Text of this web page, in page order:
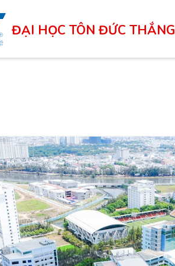
ĐẠI HỌC TÔN ĐỨC THẮNG